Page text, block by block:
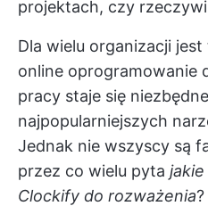
projektach, czy
Dla wielu organizacji
online oprogramowanie
pracy staje się
najpopularniejszych
Jednak nie wszyscy są
przez co wielu pyta
Clockify do rozważenia?